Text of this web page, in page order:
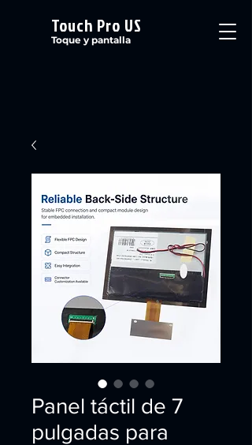
Touch Pro US
Toque y pantalla
Panel táctil de 7
pulgadas para